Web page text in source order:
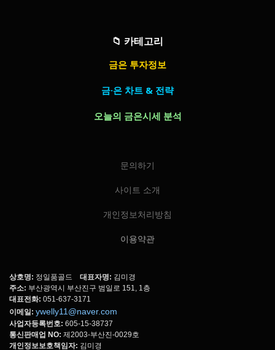
📁 카테고리
금은 투자정보
금·은 차트 & 전략
오늘의 금은시세 분석
문의하기
사이트 소개
개인정보처리방침
이용약관
상호명: 정일품골드 대표자명: 김미경
주소: 부산광역시 부산진구 범일로 151, 1층
대표전화: 051-637-3171
이메일: ywelly11@naver.com
사업자등록번호: 605-15-38737
통신판매업 NO: 제2003-부산진-0029호
개인정보보호책임자: 김미경